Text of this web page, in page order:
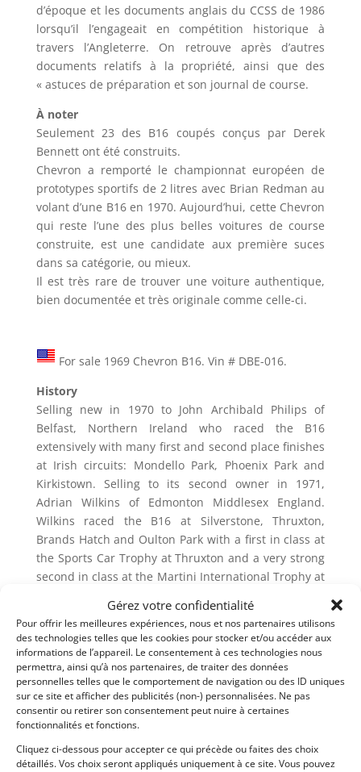
Gérez votre confidentialité
Pour offrir les meilleures expériences, nous et nos partenaires utilisons
des technologies telles que les cookies pour stocker et/ou accéder aux
informations de l’appareil. Le consentement à ces technologies nous
permettra, ainsi qu’à nos partenaires, de traiter des données
personnelles telles que le comportement de navigation ou des ID uniques
sur ce site et afficher des publicités (non-) personnalisées. Ne pas
consentir ou retirer son consentement peut nuire à certaines
fonctionnalités et fonctions.
Cliquez ci-dessous pour accepter ce qui précède ou faites des choix
détaillés. Vos choix seront appliqués uniquement à ce site. Vous pouvez
d’époque et les documents anglais du CCSS de 1986
lorsqu’il l’engageait en compétition historique à
travers l’Angleterre. On retrouve après d’autres
documents relatifs à la propriété, ainsi que des
« astuces de préparation et son journal de course.
À noter
Seulement 23 des B16 coupés conçus par Derek
Bennett ont été construits.
Chevron a remporté le championnat européen de
prototypes sportifs de 2 litres avec Brian Redman au
volant d’une B16 en 1970. Aujourd’hui, cette Chevron
qui reste l’une des plus belles voitures de course
construite, est une candidate aux première suces
dans sa catégorie, ou mieux.
Il est très rare de trouver une voiture authentique,
bien documentée et très originale comme celle-ci.
For sale 1969 Chevron B16. Vin # DBE-016.
History
Selling new in 1970 to John Archibald Philips of
Belfast, Northern Ireland who raced the B16
extensively with many first and second place finishes
at Irish circuits: Mondello Park, Phoenix Park and
Kirkistown. Selling to its second owner in 1971,
Adrian Wilkins of Edmonton Middlesex England.
Wilkins raced the B16 at Silverstone, Thruxton,
Brands Hatch and Oulton Park with a first in class at
the Sports Car Trophy at Thruxton and a very strong
second in class at the Martini International Trophy at
DBE-016 has old HSCC Papers issued in 1986. In the
HSCC Papers it states that it was seen in the Chevron
Factory in 1977 being repaired. It was advertised for
sale in Autosport by Paul Weldon in November 1978.
Well-known racers, owners and collectors included
John Heath, Brian Auger, Nigel Hulme and Ernst
Then coming to the United States, it was owned and